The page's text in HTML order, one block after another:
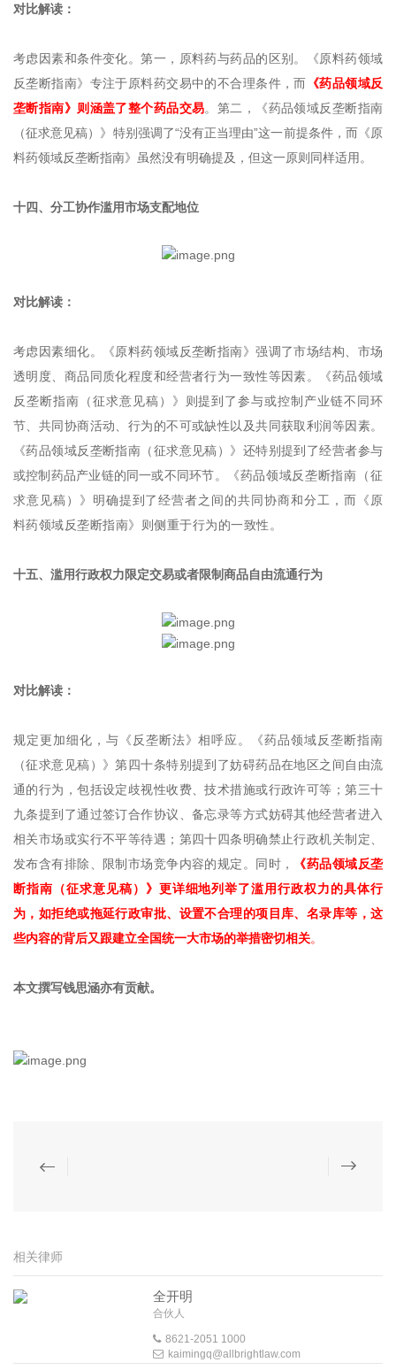
对比解读：
考虑因素和条件变化。第一，原料药与药品的区别。《原料药领域
反垄断指南》专注于原料药交易中的不合理条件，而 《药品领域反
垄断指南》则涵盖了整个药品交易。第二，《药品领域反垄断指南
（征求意见稿）》特别强调了“没有正当理由”这一前提条件，而《原
料药领域反垄断指南》虽然没有明确提及，但这一原则同样适用。
十四、分工协作滥用市场支配地位
对比解读：
考虑因素细化。《原料药领域反垄断指南》强调了市场结构、市场
透明度、商品同质化程度和经营者行为一致性等因素。《药品领域
反垄断指南（征求意见稿）》则提到了参与或控制产业链不同环
节、共同协商活动、行为的不可或缺性以及共同获取利润等因素。
《药品领域反垄断指南（征求意见稿）》还特别提到了经营者参与
或控制药品产业链的同一或不同环节。
《药品领域反垄断指南（征
求意见稿）》明确提到了经营者之间的共同协商和分工，而《原
料药领域反垄断指南》则侧重于行为的一致性。
十五、滥用行政权力限定交易或者限制商品自由流通行为
对比解读：
规定更加细化，与《反垄断法》相呼应。《药品领域反垄断指南
（征求意见稿）》第四十条特别提到了妨碍药品在地区之间自由流
通的行为，包括设定歧视性收费、技术措施或行政许可等；第三十
九条提到了通过签订合作协议、备忘录等方式妨碍其他经营者进入
相关市场或实行不平等待遇；第四十四条明确禁止行政机关制定、
发布含有排除、限制市场竞争内容的规定。同时，
《药品领域反垄
断指南（征求意见稿）》更详细地列举了滥用行政权力的具体行
为，如拒绝或拖延行政审批、设置不合理的项目库、名录库等，这
些内容的背后又跟建立全国统一大市场的举措密切相关。
本文撰写钱思涵亦有贡献。
相关律师
全开明
合伙人
8621-2051 1000
kaimingq@allbrightlaw.com